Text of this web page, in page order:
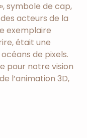
symbole de cap,
acteurs de la
exemplaire
était une
de pixels.
pour notre vision
l’animation 3D,